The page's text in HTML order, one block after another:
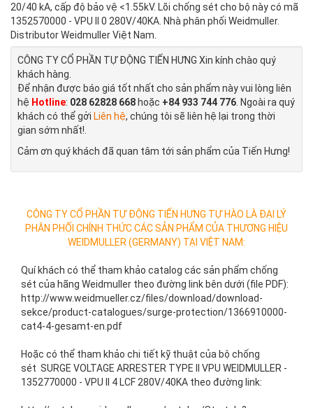
20/40 kA, cấp độ bảo vệ <1.55kV. Lõi chống sét cho bộ này có mã
1352570000 - VPU II 0 280V/40KA. Nhà phân phối Weidmuller.
Distributor Weidmuller Việt Nam.
CÔNG TY CỔ PHẦN TỰ ĐỘNG TIẾN HƯNG Xin kính chào quý
khách hàng.
Để nhận được báo giá tốt nhất cho sản phẩm này vui lòng liên
hệ Hotline: 028 62828 668 hoặc +84 933 744 776. Ngoài ra quý
khách có thể gởi Liên hệ, chúng tôi sẽ liên hệ lại trong thời
gian sớm nhất!.
Cảm ơn quý khách đã quan tâm tới sản phẩm của Tiến Hưng!
CÔNG TY CỔ PHẦN TỰ ĐỘNG TIẾN HƯNG TỰ HÀO LÀ ĐẠI LÝ
PHÂN PHỐI CHÍNH THỨC CÁC SẢN PHẨM CỦA THƯƠNG HIỆU
WEIDMULLER (GERMANY) TẠI VIỆT NAM:
Quí khách có thể tham khảo catalog các sản phẩm chống
sét của hãng Weidmuller theo đường link bên dưới (file PDF):
http://www.weidmueller.cz/files/download/download-
sekce/product-catalogues/surge-protection/1366910000-
cat4-4-gesamt-en.pdf
Hoặc có thể tham khảo chi tiết kỹ thuật của bộ chống
sét SURGE VOLTAGE ARRESTER TYPE II VPU WEIDMULLER -
1352770000 - VPU II 4 LCF 280V/40KA theo đường link: